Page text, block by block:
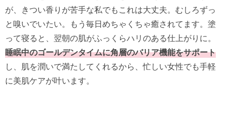
が、きつい香りが苦手な私でもこれは大丈夫。むしろずっ
と嗅いでいたい。もう毎日めちゃくちゃ癒されてます。塗
って寝ると、 翌朝の肌がふっくらハリのある仕上がりに。
睡眠中のゴールデンタイムに角層のバリア機能をサポート
し、
肌を潤いで満たしてくれるから、忙しい女性でも手軽
に美肌ケアが叶います。